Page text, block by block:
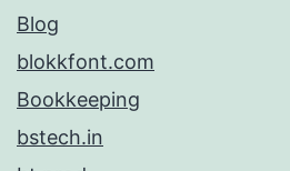
Blog
blokkfont.com
Bookkeeping
bstech.in